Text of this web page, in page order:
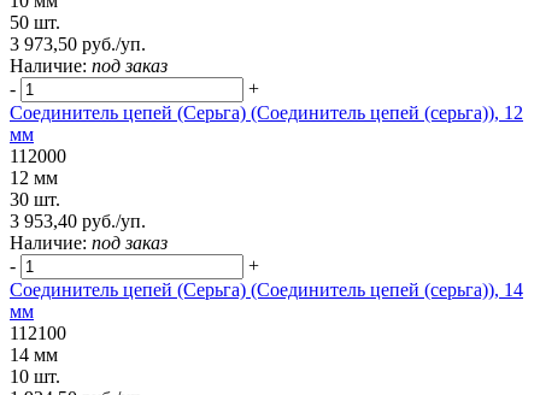
50 шт.
3 973,50 руб./уп.
Наличие: под заказ
-
+
Соединитель цепей (Серьга) (Соединитель цепей (серьга)), 12
мм
112000
12 мм
30 шт.
3 953,40 руб./уп.
Наличие: под заказ
-
+
Соединитель цепей (Серьга) (Соединитель цепей (серьга)), 14
мм
112100
14 мм
10 шт.